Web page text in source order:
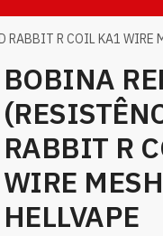
R COIL KA1 WIRE
BOBINA
RABBIT R
WIRE
HELLVAPE